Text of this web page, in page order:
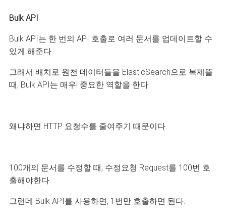
Bulk API
Bulk API는 한 번의 API 호출로 여러 문서를 업데이트할 수
있게 해준다.
그래서 배치로 원천 데이터들을 ElasticSearch으로 복제뜰
때, Bulk API는 매우! 중요한 역할을 한다.
왜냐하면 HTTP 요청수를 줄여주기 때문이다.
100개의 문서를 수정할 때, 수정요청 Request를 100번 호
출해야한다.
그런데 Bulk API를 사용하면, 1번만 호출하면 된다.